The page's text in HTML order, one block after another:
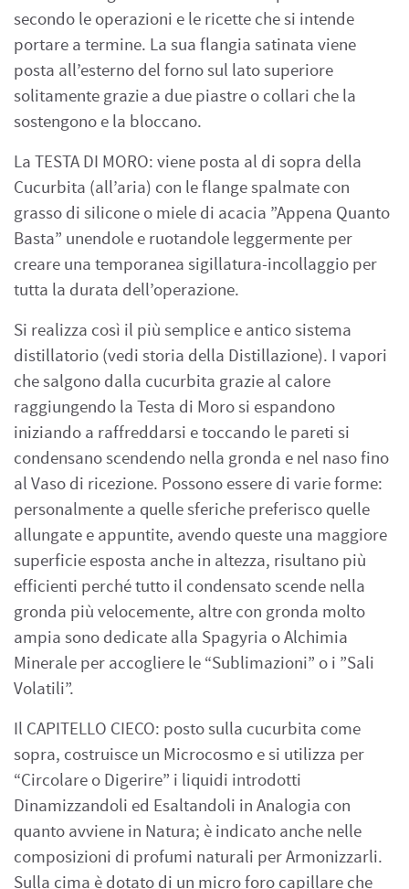
secondo le operazioni e le ricette che si intende
portare a termine. La sua flangia satinata viene
posta all’esterno del forno sul lato superiore
solitamente grazie a due piastre o collari che la
sostengono e la bloccano.
La TESTA DI MORO: viene posta al di sopra della
Cucurbita (all’aria) con le flange spalmate con
grasso di silicone o miele di acacia ”Appena Quanto
Basta” unendole e ruotandole leggermente per
creare una temporanea sigillatura-incollaggio per
tutta la durata dell’operazione.
Si realizza così il più semplice e antico sistema
distillatorio (vedi storia della Distillazione). I vapori
che salgono dalla cucurbita grazie al calore
raggiungendo la Testa di Moro si espandono
iniziando a raffreddarsi e toccando le pareti si
condensano scendendo nella gronda e nel naso fino
al Vaso di ricezione. Possono essere di varie forme:
personalmente a quelle sferiche preferisco quelle
allungate e appuntite, avendo queste una maggiore
superficie esposta anche in altezza, risultano più
efficienti perché tutto il condensato scende nella
gronda più velocemente, altre con gronda molto
ampia sono dedicate alla Spagyria o Alchimia
Minerale per accogliere le “Sublimazioni” o i ”Sali
Volatili”.
Il CAPITELLO CIECO: posto sulla cucurbita come
sopra, costruisce un Microcosmo e si utilizza per
“Circolare o Digerire” i liquidi introdotti
Dinamizzandoli ed Esaltandoli in Analogia con
quanto avviene in Natura; è indicato anche nelle
composizioni di profumi naturali per Armonizzarli.
Sulla cima è dotato di un micro foro capillare che